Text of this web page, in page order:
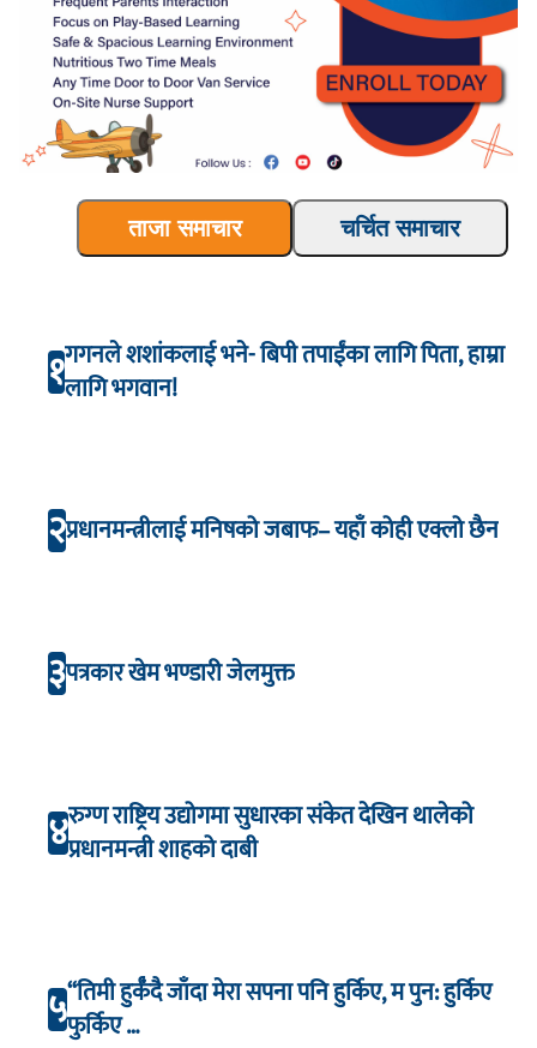
ताजा समाचार चर्चित समाचार
१गगनले शशांकलाई भने- बिपी तपाईंका लागि पिता, हाम्रा
लागि भगवान!
२प्रधानमन्त्रीलाई मनिषको जबाफ– यहाँ कोही एक्लो छैन
३पत्रकार खेम भण्डारी जेलमुक्त
४रुग्ण राष्ट्रिय उद्योगमा सुधारका संकेत देखिन थालेको
प्रधानमन्त्री शाहको दाबी
५“तिमी हुर्कँदै जाँदा मेरा सपना पनि हुर्किए, म पुन: हुर्किए
फुर्किए …